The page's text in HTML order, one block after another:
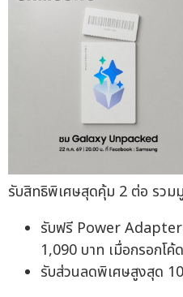
รับสิทธิพิเศษสุดคุ้ม 2 ต่อ รวม
รับฟรี Power
1,090 บาท เมื่อกรอกโค้
รับส่วนลดพิเศษสูงสุด